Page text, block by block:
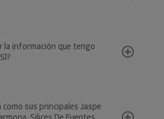
la información que tengo
sus principales Jaspe